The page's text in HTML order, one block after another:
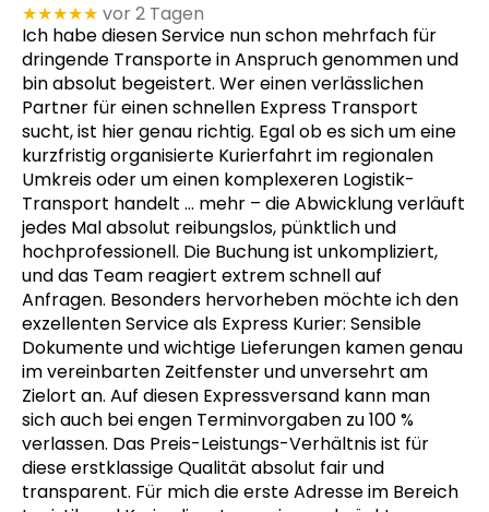
★★★★★ vor 2 Tagen
Ich habe diesen Service nun schon mehrfach für
dringende Transporte in Anspruch genommen und
bin absolut begeistert. Wer einen verlässlichen
Partner für einen schnellen Express Transport
sucht, ist hier genau richtig. Egal ob es sich um eine
kurzfristig organisierte Kurierfahrt im regionalen
Umkreis oder um einen komplexeren Logistik-
Transport handelt … mehr – die Abwicklung verläuft
jedes Mal absolut reibungslos, pünktlich und
hochprofessionell. Die Buchung ist unkompliziert,
und das Team reagiert extrem schnell auf
Anfragen. Besonders hervorheben möchte ich den
exzellenten Service als Express Kurier: Sensible
Dokumente und wichtige Lieferungen kamen genau
im vereinbarten Zeitfenster und unversehrt am
Zielort an. Auf diesen Expressversand kann man
sich auch bei engen Terminvorgaben zu 100 %
verlassen. Das Preis-Leistungs-Verhältnis ist für
diese erstklassige Qualität absolut fair und
transparent. Für mich die erste Adresse im Bereich